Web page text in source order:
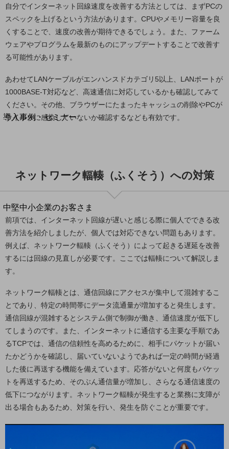
運用保守・故障紛失サポート
回線・ネットワーク
お手続き
別ウィンドウで開きます
サービスをご利用中のお客さま
導入事例・セミナー
開催・出展する各種セミナー、イベント情報をご紹介します
中堅中小企業のお客さま
NTTドコモビジネスウォッチ
ビジネスお役立ち情報
旬な話題やお役立ち資料などDXの課題を
解決するヒントをお届けする記事サイト
新着記事
IT用語集
中堅中小企業向け
サービス・ソリューション
課題やニーズに合ったサービスをご紹介し、
中堅中小企業のビジネスをサポート！
お悩みから見つける
お悩みから見つけるTOP
ネットワーク
モバイル・音声
バックオフィス
リモート・ハイブリッドワーク
自分でインターネット回線速度を改善する方法としては、まずPCの
スペックを上げるという方法があります。CPUやメモリー容量を良
くすることで、速度の改善が期待できるでしょう。また、ファーム
ウェアやプログラムを最新のものにアップデートすることで改善す
る可能性があります。
あわせてLANケーブルがエンハンスドカテゴリ5以上、LANポートが
1000BASE-T対応など、高速通信に対応しているかも確認してみて
ください。その他、ブラウザーにたまったキャッシュの削除やPCが
ウイルスに感染していないか確認するなども有効です。
ネットワーク輻輳（ふくそう）への対策
前項では、インターネット回線が遅いと感じる際に個人でできる改
善方法を紹介しましたが、個人では対応できない問題もあります。
例えば、ネットワーク輻輳（ふくそう）によって起きる遅延を改善
するには回線の見直しが必要です。ここでは輻輳について解説しま
す。
ネットワーク輻輳とは、通信回線にアクセスが集中して混雑するこ
とであり、特定の時間帯にデータ流通量が増加すると発生します。
通信回線が混雑するとシステム側で制御が働き、通信速度が低下し
てしまうのです。また、インターネットに通信する主要な手順であ
るTCPでは、通信の信頼性を高めるために、相手にパケットが届い
たかどうかを確認し、届いていないようであれば一定の時間が経過
した後に再送する機能を備えています。応答がないと何度もパケッ
トを再送するため、そのぶん通信量が増加し、さらなる通信速度の
低下につながります。ネットワーク輻輳が発生すると業務に支障が
出る場合もあるため、対策を行い、発生を防ぐことが重要です。